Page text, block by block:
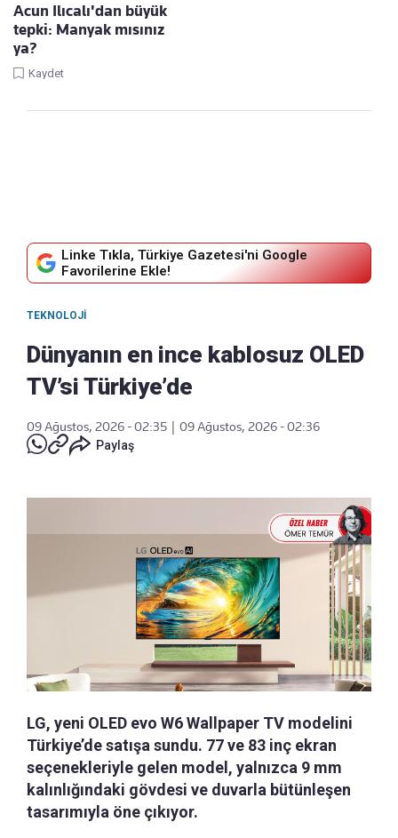
Acun Ilıcalı'dan büyük
tepki: Manyak mısınız
ya?
Kaydet
Linke Tıkla, Türkiye Gazetesi'ni Google
Favorilerine Ekle!
TEKNOLOJI
Dünyanın en ince kablosuz OLED
TV’si Türkiye’de
09 Ağustos, 2026 - 02:35
09 Ağustos, 2026 - 02:36
Paylaş
LG, yeni OLED evo W6 Wallpaper TV modelini
Türkiye’de satışa sundu. 77 ve 83 inç ekran
seçenekleriyle gelen model, yalnızca 9 mm
kalınlığındaki gövdesi ve duvarla bütünleşen
tasarımıyla öne çıkıyor.